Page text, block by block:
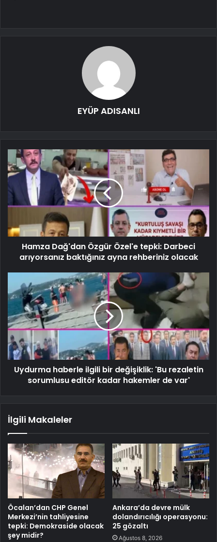
EYÜP ADISANLI
Hamza Dağ'dan Özgür Özel'e tepki: Darbeci
arıyorsanız baktığınız ayna rehberiniz olacak
Uydurma haberle ilgili bir değişiklik: 'Bu rezaletin
sorumlusu editör kadar hakemler de var'
İlgili Makaleler
Öcalan’dan CHP Genel
Merkezi’nin tahliyesine
tepki: Demokraside olacak
şey midir?
Ankara’da devre mülk
dolandırıcılığı operasyonu:
25 gözaltı
Ağustos 8, 2026